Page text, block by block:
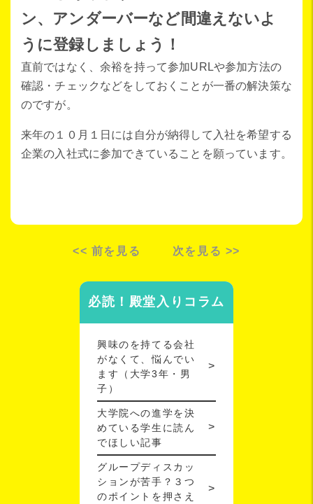
ン、アンダーバーなど間違えないよ
うに登録しましょう！
直前ではなく、余裕を持って参加URLや参加方法の
確認・チェックなどをしておくことが一番の解決策な
のですが。
来年の１０月１日には自分が納得して入社を希望する
企業の入社式に参加できていることを願っています。
<< 前を見る 次を見る >>
必読！殿堂入りコラム
興味のを持てる会社
がなくて、悩んでい
ます（大学3年・男
子）
大学院への進学を決
めている学生に読ん
でほしい記事
グループディスカッ
ションが苦手？３つ
のポイントを押さえ